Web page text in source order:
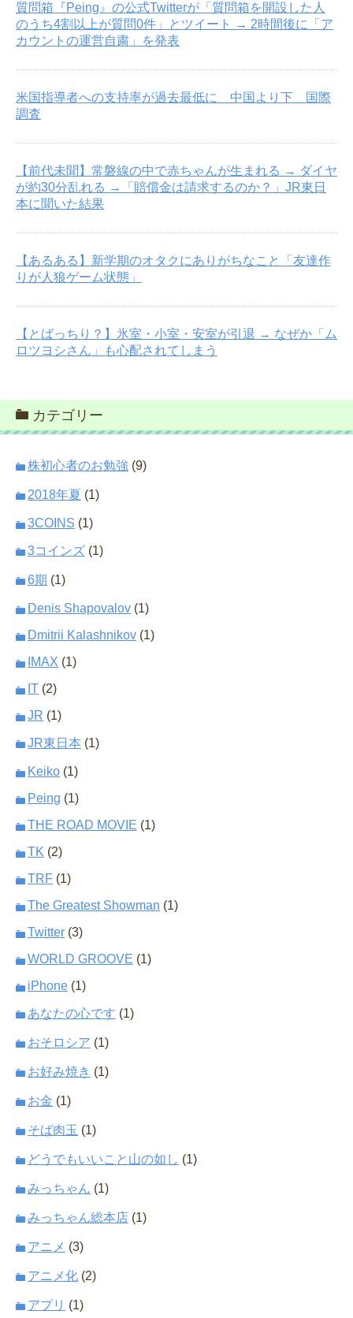
質問箱『Peing』の公式Twitterが「質問箱を開設した人
のうち4割以上が質問0件」とツイート → 2時間後に「ア
カウントの運営自粛」を発表
米国指導者への支持率が過去最低に 中国より下 国際
調査
【前代未聞】常磐線の中で赤ちゃんが生まれる → ダイヤ
が約30分乱れる →「賠償金は請求するのか？」JR東日
本に聞いた結果
【あるある】新学期のオタクにありがちなこと「友達作
りが人狼ゲーム状態」
【とばっちり？】氷室・小室・安室が引退 → なぜか「ム
ロツヨシさん」も心配されてしまう
カテゴリー
株初心者のお勉強 (9)
2018年夏 (1)
3COINS (1)
3コインズ (1)
6期 (1)
Denis Shapovalov (1)
Dmitrii Kalashnikov (1)
IMAX (1)
IT (2)
JR (1)
JR東日本 (1)
Keiko (1)
Peing (1)
THE ROAD MOVIE (1)
TK (2)
TRF (1)
The Greatest Showman (1)
Twitter (3)
WORLD GROOVE (1)
iPhone (1)
あなたの心です (1)
おそロシア (1)
お好み焼き (1)
お金 (1)
そば肉玉 (1)
どうでもいいこと山の如し (1)
みっちゃん (1)
みっちゃん総本店 (1)
アニメ (3)
アニメ化 (2)
アプリ (1)